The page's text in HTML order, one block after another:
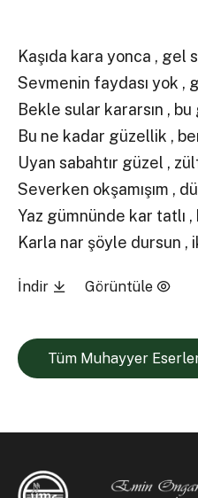
Kaşıda kara yonca , gel
Sevmenin faydası yok ,
Bekle sular kararsın ,
Bu ne kadar güzellik ,
Uyan sabahtır güzel ,
Severken okşamışım ,
Yaz gümnünde kar tatlı ,
Karla nar şöyle dursun ,
İndir Görüntüle
Tüm Muhayyer